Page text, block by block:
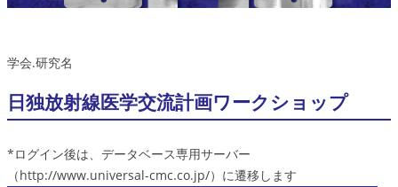
学会.研究名
日独放射線医学交流計画ワークショップ
*ログイン後は、データベース専用サーバー
（http://www.universal-cmc.co.jp/）に遷移します